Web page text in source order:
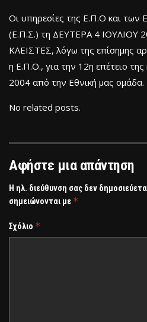
Οι υπηρεσίες της Ε.Π.Ο και
(Ε.Π.Σ.) τη ΔΕΥΤΕΡΑ 4 ΙΟΥΛΙΟΥ
ΚΛΕΙΣΤΕΣ, λόγω της επίσημης
η Ε.Π.Ο., για την 12η επέτειο
2004 από την Εθνική μας ομάδα.
No related posts.
Αφήστε μια απάντηση
Η ηλ. διεύθυνση σας δεν
σημειώνονται με *
Σχόλιο *